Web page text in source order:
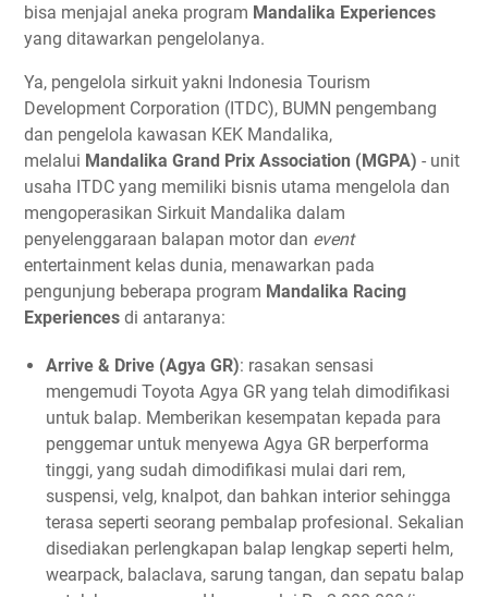
bisa menjajal aneka program Mandalika Experiences
yang ditawarkan pengelolanya.
Ya, pengelola sirkuit yakni Indonesia Tourism
Development Corporation (ITDC), BUMN pengembang
dan pengelola kawasan KEK Mandalika,
melalui Mandalika Grand Prix Association (MGPA) - unit
usaha ITDC yang memiliki bisnis utama mengelola dan
mengoperasikan Sirkuit Mandalika dalam
penyelenggaraan balapan motor dan event
entertainment kelas dunia, menawarkan pada
pengunjung beberapa program Mandalika Racing
Experiences di antaranya:
Arrive & Drive (Agya GR): rasakan sensasi
mengemudi Toyota Agya GR yang telah dimodifikasi
untuk balap. Memberikan kesempatan kepada para
penggemar untuk menyewa Agya GR berperforma
tinggi, yang sudah dimodifikasi mulai dari rem,
suspensi, velg, knalpot, dan bahkan interior sehingga
terasa seperti seorang pembalap profesional. Sekalian
disediakan perlengkapan balap lengkap seperti helm,
wearpack, balaclava, sarung tangan, dan sepatu balap